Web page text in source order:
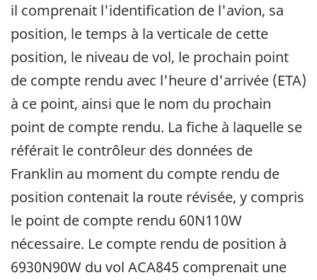
il comprenait l'identification de l'avion, sa
position, le temps à la verticale de cette
position, le niveau de vol, le prochain point
de compte rendu avec l'heure d'arrivée (ETA)
à ce point, ainsi que le nom du prochain
point de compte rendu. La fiche à laquelle se
référait le contrôleur des données de
Franklin au moment du compte rendu de
position contenait la route révisée, y compris
le point de compte rendu 60N110W
nécessaire. Le compte rendu de position à
6930N90W du vol ACA845 comprenait une